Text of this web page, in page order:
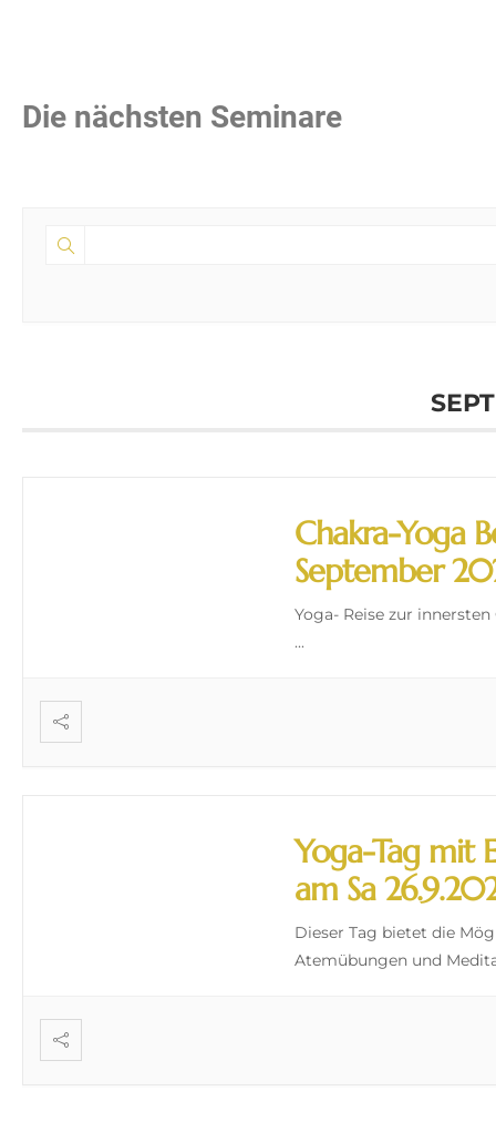
Die nächsten Seminare
Chakra-Yoga
September
Yoga- Reise zur
...
Yoga-Tag mit
am Sa
Dieser Tag bietet die
Atemübungen und